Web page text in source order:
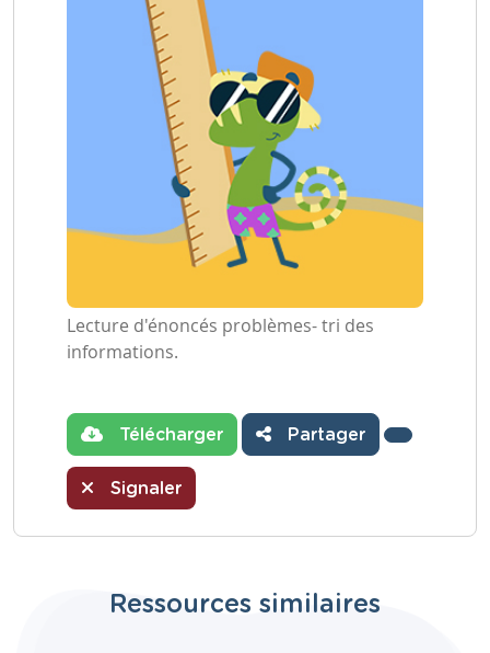
Lecture d'énoncés problèmes- tri des
informations.
Télécharger Partager
Signaler
Ressources similaires